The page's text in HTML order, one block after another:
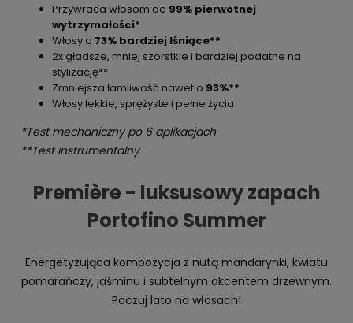
Przywraca włosom do 99% pierwotnej
wytrzymałości*
Włosy o 73% bardziej lśniące**
2x gładsze, mniej szorstkie i bardziej podatne na
stylizację**
Zmniejsza łamliwość nawet o 93%**
Włosy lekkie, sprężyste i pełne życia
*Test mechaniczny po 6 aplikacjach
**Test instrumentalny
Première - luksusowy zapach
Portofino Summer
Energetyzująca kompozycja z nutą mandarynki, kwiatu
pomarańczy, jaśminu i subtelnym akcentem drzewnym.
Poczuj lato na włosach!